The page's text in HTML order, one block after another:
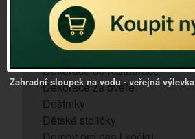
Budky pro vrabce
Bytový textil
Dárky pro muže
Dekorace do bytu
Dekorace do restaurace
Dekorace za dveře
Deštníky
Dětské stoličky
Zahradní sloupek na vodu - veřejná výlevka